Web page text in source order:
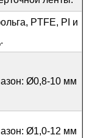
Servos
выбором
с тремя
PTFE, PI и
Ø0,8-10 мм
Ø1,0-12 мм